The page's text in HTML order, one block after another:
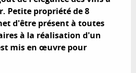
Petite propriété de 8
d'être présent à toutes
à la réalisation d'un
mis en œuvre pour